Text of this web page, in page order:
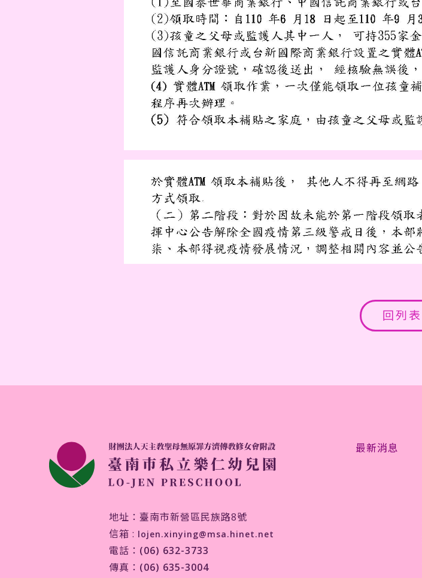
回列表
地址：臺南市新營區民族路8號
信箱 : lojen.xinying@msa.hinet.net
電話： (06) 632-3733
傳真： (06) 635-3004
最新消息